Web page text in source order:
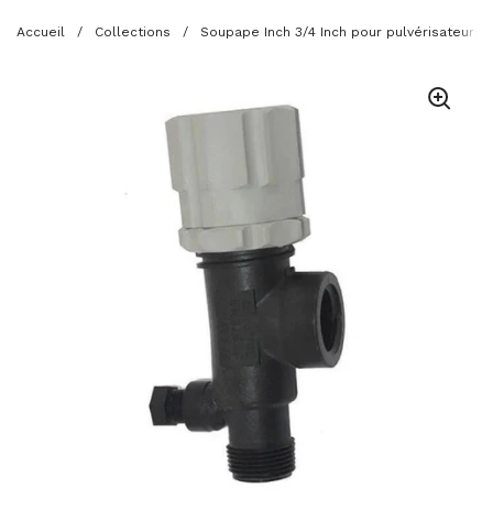
Accueil / Collections / Soupape Inch 3/4 Inch pour